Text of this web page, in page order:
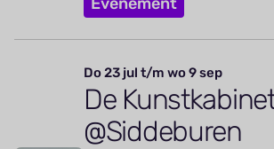
Do 23 jul t/m wo 9 sep
De
@Siddeburen